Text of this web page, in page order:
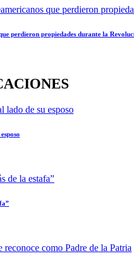
perdieron propiedades durante la